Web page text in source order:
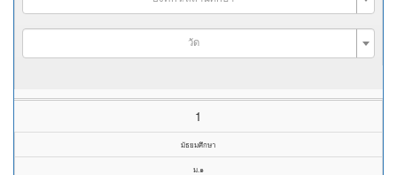
วัด
1
มัธยมศึกษา
ม.๑